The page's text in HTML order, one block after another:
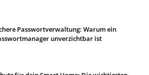
Passwortverwaltung: Warum ein
unverzichtbar ist